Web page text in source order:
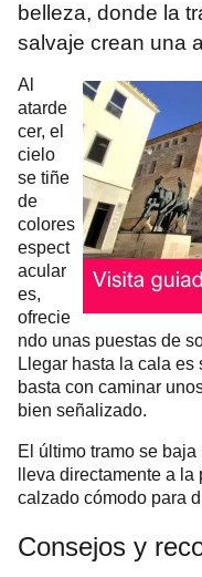
belleza, donde la
salvaje crean una
Al
atarde
cer, el
cielo
se tiñe
de
colores
espect
acular
es,
ofrecie
ndo unas puestas de
Llegar hasta la cala es
basta con caminar
bien señalizado.
El último tramo se
lleva directamente a
calzado cómodo para
Consejos y